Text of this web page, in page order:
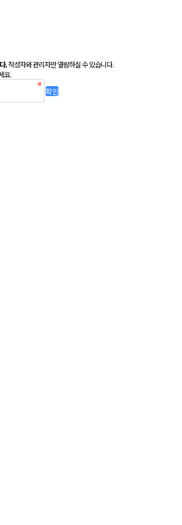
.작성자와 관리자만 열람하실 수 있습니다.
요.